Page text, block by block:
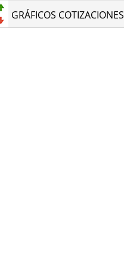
GRÁFICOS COTIZACIONES